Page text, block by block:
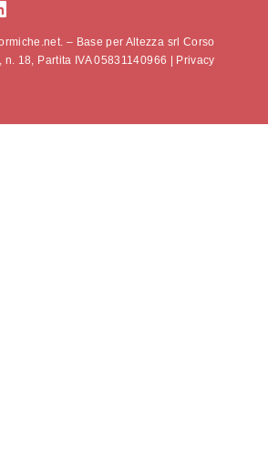
– Base per Altezza srl Corso
18, Partita IVA 05831140966 |
Privacy